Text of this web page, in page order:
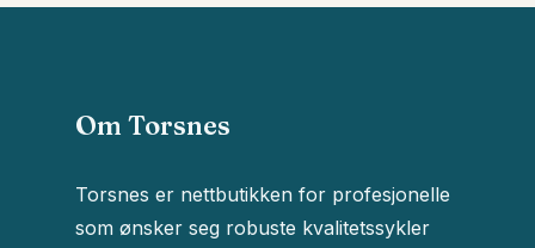
Om Torsnes
Torsnes er nettbutikken for profesjonelle
som ønsker seg robuste kvalitetssykler